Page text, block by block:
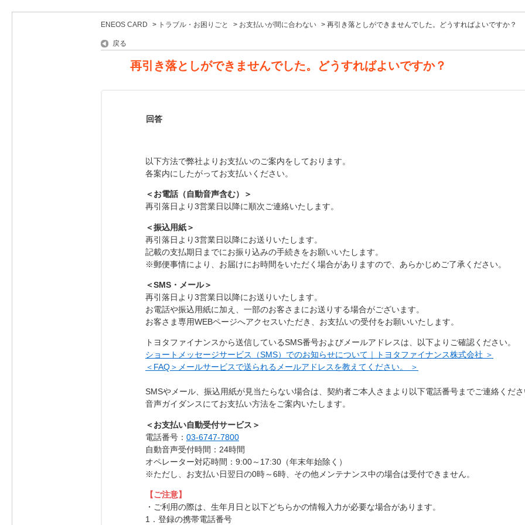
ENEOS CARD > トラブル・お困りごと > お支払いが間に合わない > 再引き落としができませんでした。どうすればよいですか？
戻る
再引き落としができませんでした。どうすればよいですか？
回答
以下方法で弊社よりお支払いのご案内をしております。
各案内にしたがってお支払いください。
＜お電話（自動音声含む）＞
再引落日より3営業日以降に順次ご連絡いたします。
＜振込用紙＞
再引落日より3営業日以降にお送りいたします。
記載の支払期日までにお振り込みの手続きをお願いいたします。
※郵便事情により、お届けにお時間をいただく場合がありますので、あらかじめご了承ください。
＜SMS・メール＞
再引落日より3営業日以降にお送りいたします。
お電話や振込用紙に加え、一部のお客さまにお送りする場合がございます。
お客さま専用WEBページへアクセスいただき、お支払いの受付をお願いいたします。
トヨタファイナンスから送信しているSMS番号およびメールアドレスは、以下よりご確認ください。
ショートメッセージサービス（SMS）でのお知らせについて｜トヨタファイナンス株式会社 ＞
＜FAQ＞メールサービスで送られるメールアドレスを教えてください。 ＞
SMSやメール、振込用紙が見当たらない場合は、契約者ご本人さまより以下電話番号までご連絡くだ
音声ガイダンスにてお支払い方法をご案内いたします。
＜お支払い自動受付サービス＞
電話番号： 03-6747-7800
自動音声受付時間：24時間
オペレーター対応時間：9:00～17:30（年末年始除く）
※ただし、お支払い日翌日の0時～6時、その他メンテナンス中の場合は受付できません。
【ご注意】
・ご利用の際は、生年月日と以下どちらかの情報入力が必要な場合があります。
1．登録の携帯電話番号